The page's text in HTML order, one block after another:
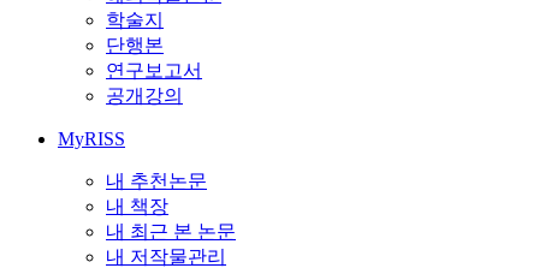
학술지
단행본
연구보고서
공개강의
MyRISS
내 추천논문
내 책장
내 최근 본 논문
내 저작물관리